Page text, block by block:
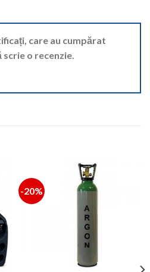
care au cumpărat
o recenzie.
-20%